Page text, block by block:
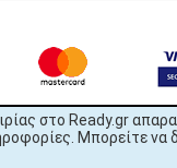
στο Ready.gr
Μπορείτε να